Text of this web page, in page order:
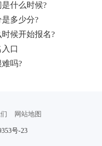
什么时候?
多少分?
候开始报名?
口
吗?
网站地图
号-23